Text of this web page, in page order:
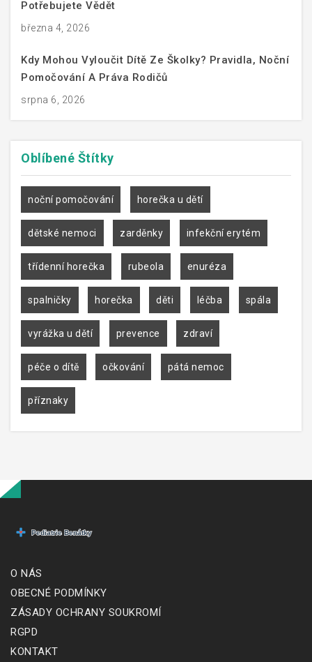
Potřebujete Vědět
března 4, 2026
Kdy Mohou Vyloučit Dítě Ze Školky? Pravidla, Noční
Pomočování A Práva Rodičů
srpna 6, 2026
Oblíbené Štítky
noční pomočování horečka u dětí
dětské nemoci zarděnky infekční erytém
třídenní horečka rubeola enuréza
spalničky horečka děti léčba spála
vyrážka u dětí prevence zdraví
péče o dítě očkování pátá nemoc
příznaky
O NÁS
OBECNÉ PODMÍNKY
ZÁSADY OCHRANY SOUKROMÍ
RGPD
KONTAKT